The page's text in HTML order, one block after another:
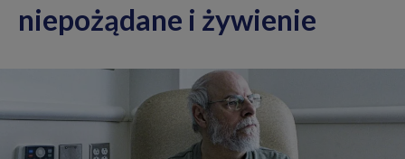
niepożądane i żywienie